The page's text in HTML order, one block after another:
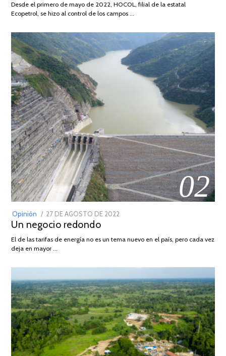
2026
Desde el primero de mayo de 2022, HOCOL, filial de la estatal
Ecopetrol, se hizo al control de los campos …
02
Opinión
POSTED
ON
27 DE AGOSTO DE 2022
DE
Un negocio redondo
El de las tarifas de energía no es un tema nuevo en el país, pero cada vez
deja en mayor …